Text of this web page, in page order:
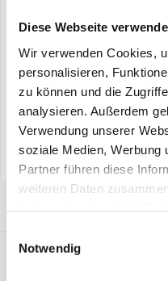
Diese Webseite
Wir verwenden Cookies,
personalisieren,
zu können und die
analysieren. Außerdem
Verwendung unserer
soziale Medien, Werbung
Partner führen diese
weiteren Daten
Notwendig
Leerdam Glaskunst
€209,00
„Regenbogentropfen“ von
Patrick de Keijz..